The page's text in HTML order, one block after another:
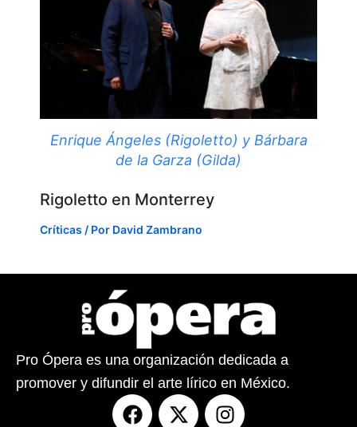
Enrique Ángeles (Rigoletto) y Bárbara
de la Garza (Gilda)
Rigoletto en Monterrey
Críticas / Por David Zambrano
Pro Ópera es una organización dedicada a
promover y difundir el arte lírico en México.
F
X
I